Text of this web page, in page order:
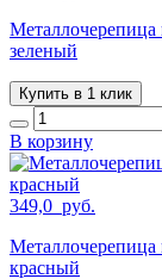
Металлочерепица
зеленый
Купить в 1 клик
В корзину
349,0 руб.
Металлочерепица
красный